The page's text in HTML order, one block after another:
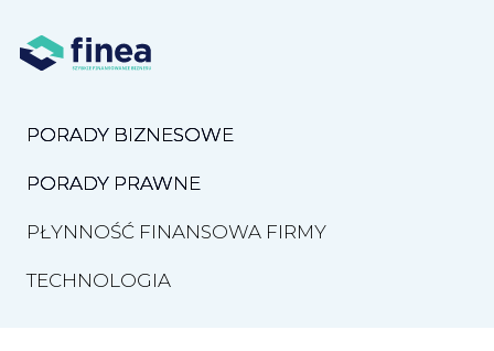
PORADY BIZNESOWE
PORADY PRAWNE
PŁYNNOŚĆ FINANSOWA FIRMY
TECHNOLOGIA